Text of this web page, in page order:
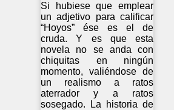
Si hubiese que emplear
un adjetivo para calificar
“Hoyos” ése es el de
cruda. Y es que esta
novela no se anda con
chiquitas en ningún
momento, valiéndose de
un realismo a ratos
aterrador y a ratos
sosegado. La historia de